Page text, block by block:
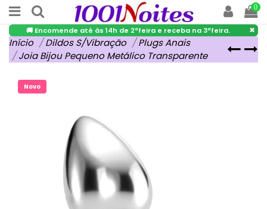
0
🚚 Encomende até às 14h de 2ªfeira e receba na 3ªfeira. ×
Início Dildos S/Vibração
Plugs Anais
Joia Bijou Pequeno Metálico Transparente
Novo